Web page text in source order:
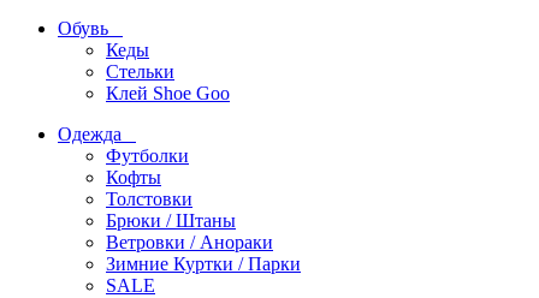
Обувь
Кеды
Стельки
Клей Shoe Goo
Одежда
Футболки
Кофты
Толстовки
Брюки / Штаны
Ветровки / Анораки
Зимние Куртки / Парки
SALE